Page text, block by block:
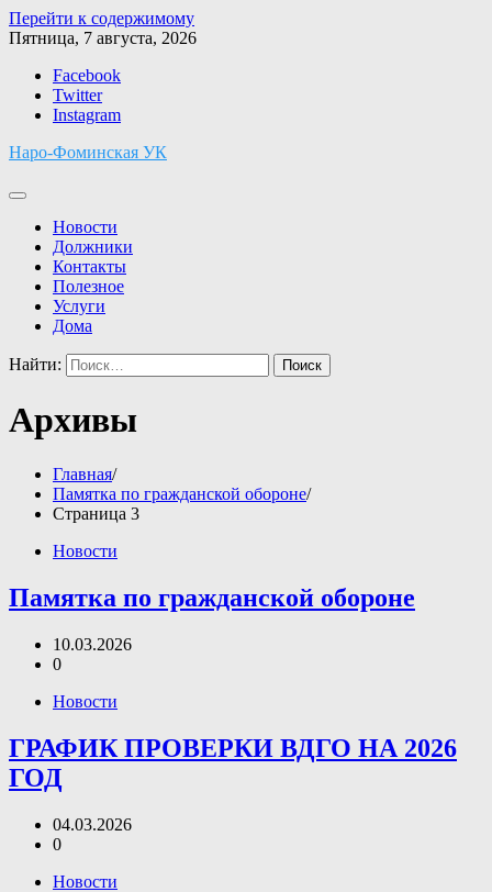
Перейти к содержимому
Пятница, 7 августа, 2026
Facebook
Twitter
Instagram
Наро-Фоминская УК
Новости
Должники
Контакты
Полезное
Услуги
Дома
Найти:
Архивы
Главная
Памятка по гражданской обороне
Страница 3
Новости
Памятка по гражданской обороне
10.03.2026
0
Новости
ГРАФИК ПРОВЕРКИ ВДГО НА 2026
ГОД
04.03.2026
0
Новости